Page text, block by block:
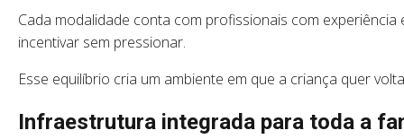
Cada modalidade conta com profissionais com
incentivar sem pressionar.
Esse equilíbrio cria um ambiente em que a criança quer
Infraestrutura integrada para toda a